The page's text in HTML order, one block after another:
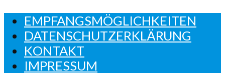
EMPFANGSMÖGLICHKEITEN
DATENSCHUTZERKLÄRUNG
KONTAKT
IMPRESSUM